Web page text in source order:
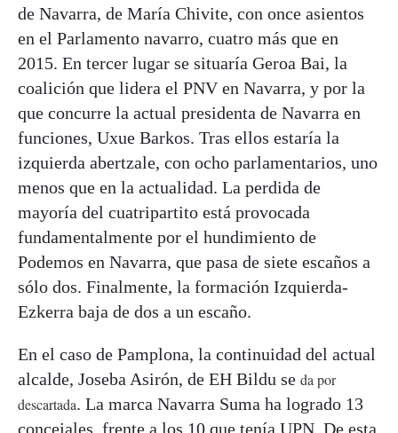
de Navarra, de María Chivite, con once asientos
en el Parlamento navarro, cuatro más que en
2015. En tercer lugar se situaría Geroa Bai, la
coalición que lidera el PNV en Navarra, y por la
que concurre la actual presidenta de Navarra en
funciones, Uxue Barkos. Tras ellos estaría la
izquierda abertzale, con ocho parlamentarios, uno
menos que en la actualidad. La perdida de
mayoría del cuatripartito está provocada
fundamentalmente por el hundimiento de
Podemos en Navarra, que pasa de siete escaños a
sólo dos. Finalmente, la formación Izquierda-
Ezkerra baja de dos a un escaño.
En el caso de Pamplona, la continuidad del actual
alcalde, Joseba Asirón, de EH Bildu se da por
descartada. La marca Navarra Suma ha logrado 13
concejales, frente a los 10 que tenía UPN. De esta